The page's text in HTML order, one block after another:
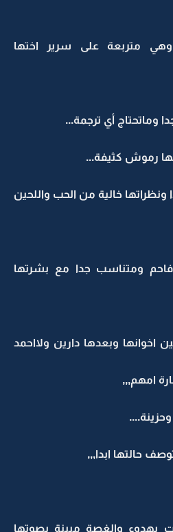
متربعة على سرير اختها
وماتحتاج أي ترجمة...
رموش كثيفة...
خالية من الحب واللحين
ومتناسب جدا مع بشرتها
اخوانها وبعدها دارين ولااحمد
امهم,,,
حالتها ابدا,,,
والغصة مبينة بصوتها